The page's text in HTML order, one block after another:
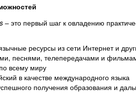
– это первый шаг к овладению
ресурсы из сети Интернет и
песнями, телепередачами и
всему миру
в качестве международного языка
получения образования и